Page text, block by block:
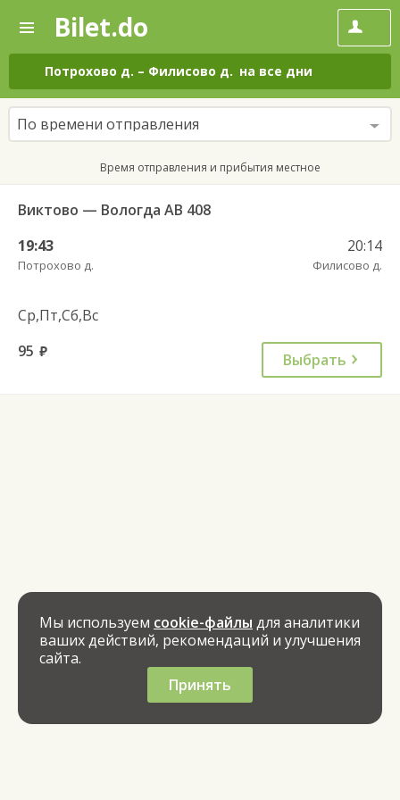
—
Поиск
и
покупка
билетов
на
автобус
онлайн
Bilet.do
Потрохово д. – Филисово д. на все дни
По времени отправления
Время отправления и прибытия местное
Виктово — Вологда АВ 408
19:43
Потрохово д.
20:14
Филисово д.
Ср,Пт,Сб,Вс
95 руб. Выбрать
Мы используем cookie-файлы для аналитики
ваших действий, рекомендаций и улучшения
сайта.
Принять